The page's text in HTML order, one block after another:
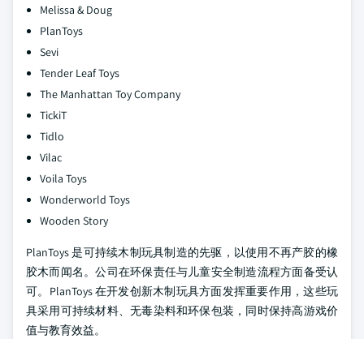
Melissa & Doug
PlanToys
Sevi
Tender Leaf Toys
The Manhattan Toy Company
TickiT
Tidlo
Vilac
Voila Toys
Wonderworld Toys
Wooden Story
PlanToys 是可持续木制玩具制造的先驱，以使用不再产胶的橡
胶木而闻名。公司在环保责任与儿童安全制造流程方面备受认
可。PlanToys 在开发创新木制玩具方面发挥重要作用，这些玩
具采用可持续材料、无毒染料和环保包装，同时保持高游戏价
值与教育效益。